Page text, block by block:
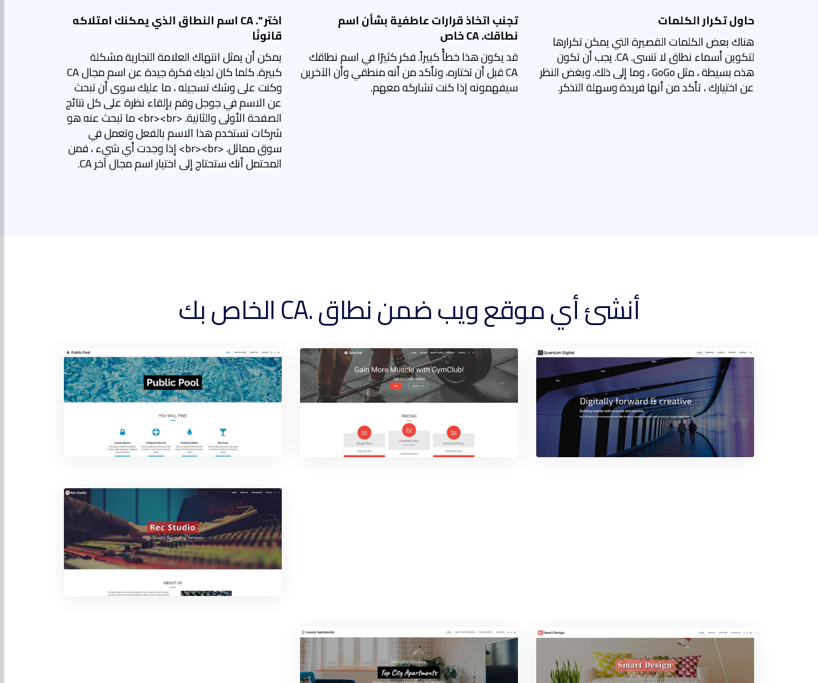
حاول تكرار الكلمات
هناك بعض الكلمات القصيرة التي يمكن تكرارها
لتكوين أسماء نطاق لا تنسى. CA. يجب أن تكون
هذه بسيطة ، مثل GoGo ، وما إلى ذلك. وبغض النظر
عن اختيارك ، تأكد من أنها فريدة وسهلة التذكر.
تجنب اتخاذ قرارات عاطفية بشأن اسم
نطاقك. CA خاص
قد يكون هذا خطأً كبيراً. فكر كثيرًا في اسم نطاقك
CA قبل أن تختاره، وتأكد من أنه منطقي وأن الآخرين
سيفهمونه إذا كنت تشاركه معهم.
اختر ". CA اسم النطاق الذي يمكنك امتلاكه
قانونًا
يمكن أن يمثل انتهاك العلامة التجارية مشكلة
كبيرة. كلما كان لديك فكرة جيدة عن اسم مجال CA
وكنت على وشك تسجيله ، ما عليك سوى أن تبحث
عن الاسم في جوجل وقم بإلقاء نظرة على كل نتائج
الصفحة الأولى والثانية. <br><br> ما تبحث عنه هو
شركات تستخدم هذا الاسم بالفعل وتعمل في
سوق مماثل. <br><br> إذا وجدت أي شيء ، فمن
المحتمل أنك ستحتاج إلى اختيار اسم مجال آخر CA.
أنشئ أي موقع ويب ضمن نطاق .CA الخاص بك